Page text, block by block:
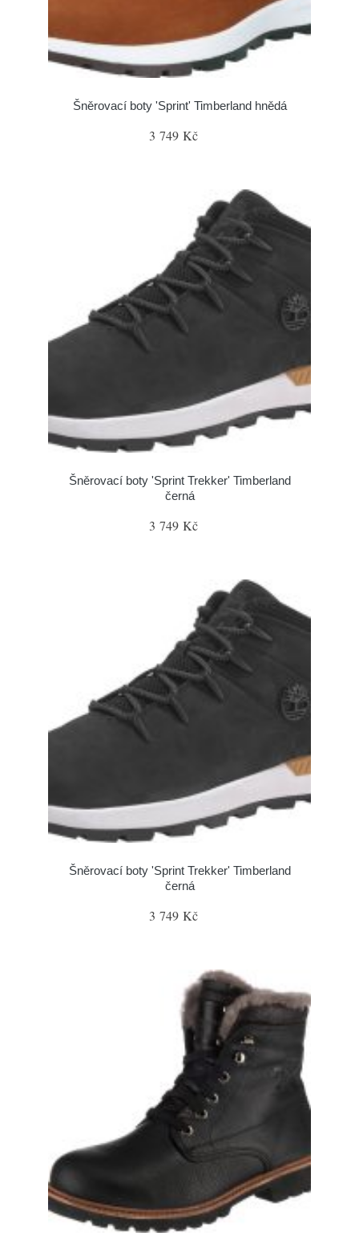
Šněrovací boty 'Sprint' Timberland hnědá
3 749 Kč
Šněrovací boty 'Sprint Trekker' Timberland
černá
3 749 Kč
Šněrovací boty 'Sprint Trekker' Timberland
černá
3 749 Kč